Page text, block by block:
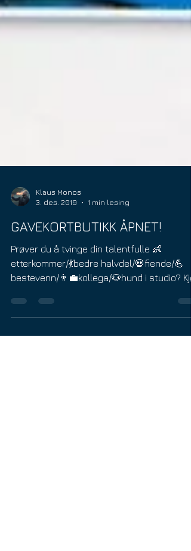
3. des. 2019
1 min lesing
GAVEKORTBUTIKK ÅPNET!
Prøver du å tvinge din talentfulle 👶
etterkommer/💃bedre halvdel/💀fiende/💪
bestevenn/👨‍💼kollega/🐶hund i studio?